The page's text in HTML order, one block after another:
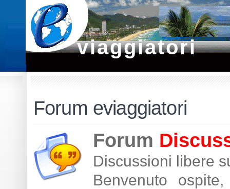
viaggiatori
Forum eviaggiatori
Forum
Discussioni libere
Benvenuto